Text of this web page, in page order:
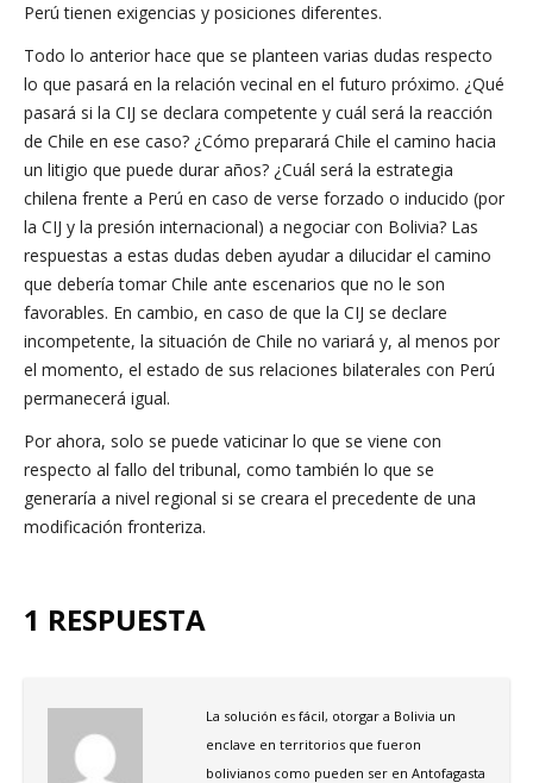
Perú tienen exigencias y posiciones diferentes.
Todo lo anterior hace que se planteen varias dudas respecto
lo que pasará en la relación vecinal en el futuro próximo. ¿Qué
pasará si la CIJ se declara competente y cuál será la reacción
de Chile en ese caso? ¿Cómo preparará Chile el camino hacia
un litigio que puede durar años? ¿Cuál será la estrategia
chilena frente a Perú en caso de verse forzado o inducido (por
la CIJ y la presión internacional) a negociar con Bolivia? Las
respuestas a estas dudas deben ayudar a dilucidar el camino
que debería tomar Chile ante escenarios que no le son
favorables. En cambio, en caso de que la CIJ se declare
incompetente, la situación de Chile no variará y, al menos por
el momento, el estado de sus relaciones bilaterales con Perú
permanecerá igual.
Por ahora, solo se puede vaticinar lo que se viene con
respecto al fallo del tribunal, como también lo que se
generaría a nivel regional si se creara el precedente de una
modificación fronteriza.
1 RESPUESTA
La solución es fácil, otorgar a Bolivia un
enclave en territorios que fueron
bolivianos como pueden ser en Antofagasta